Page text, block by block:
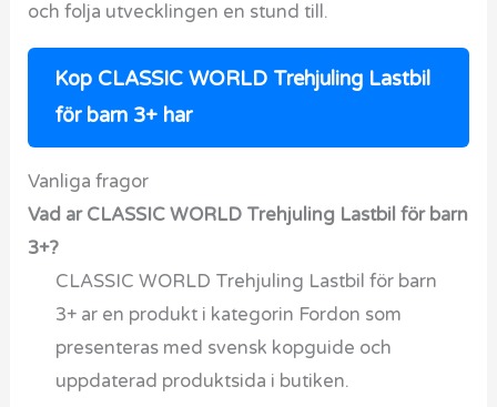
och folja utvecklingen en stund till.
Kop CLASSIC WORLD Trehjuling Lastbil
för barn 3+ har
Vanliga fragor
Vad ar CLASSIC WORLD Trehjuling Lastbil för barn
3+?
CLASSIC WORLD Trehjuling Lastbil för barn
3+ ar en produkt i kategorin Fordon som
presenteras med svensk kopguide och
uppdaterad produktsida i butiken.